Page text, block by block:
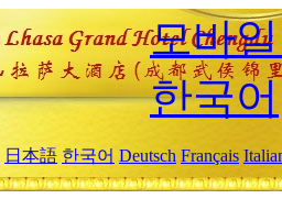
모바
한국어
日本語 한국어 Deutsch Français